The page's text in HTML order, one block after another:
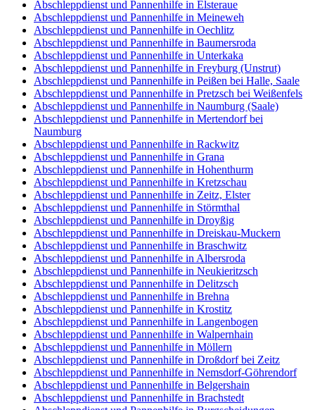
Abschleppdienst und Pannenhilfe in Elsteraue
Abschleppdienst und Pannenhilfe in Meineweh
Abschleppdienst und Pannenhilfe in Oechlitz
Abschleppdienst und Pannenhilfe in Baumersroda
Abschleppdienst und Pannenhilfe in Unterkaka
Abschleppdienst und Pannenhilfe in Freyburg (Unstrut)
Abschleppdienst und Pannenhilfe in Peißen bei Halle, Saale
Abschleppdienst und Pannenhilfe in Pretzsch bei Weißenfels
Abschleppdienst und Pannenhilfe in Naumburg (Saale)
Abschleppdienst und Pannenhilfe in Mertendorf bei
Naumburg
Abschleppdienst und Pannenhilfe in Rackwitz
Abschleppdienst und Pannenhilfe in Grana
Abschleppdienst und Pannenhilfe in Hohenthurm
Abschleppdienst und Pannenhilfe in Kretzschau
Abschleppdienst und Pannenhilfe in Zeitz, Elster
Abschleppdienst und Pannenhilfe in Störmthal
Abschleppdienst und Pannenhilfe in Droyßig
Abschleppdienst und Pannenhilfe in Dreiskau-Muckern
Abschleppdienst und Pannenhilfe in Braschwitz
Abschleppdienst und Pannenhilfe in Albersroda
Abschleppdienst und Pannenhilfe in Neukieritzsch
Abschleppdienst und Pannenhilfe in Delitzsch
Abschleppdienst und Pannenhilfe in Brehna
Abschleppdienst und Pannenhilfe in Krostitz
Abschleppdienst und Pannenhilfe in Langenbogen
Abschleppdienst und Pannenhilfe in Walpernhain
Abschleppdienst und Pannenhilfe in Möllern
Abschleppdienst und Pannenhilfe in Droßdorf bei Zeitz
Abschleppdienst und Pannenhilfe in Nemsdorf-Göhrendorf
Abschleppdienst und Pannenhilfe in Belgershain
Abschleppdienst und Pannenhilfe in Brachstedt